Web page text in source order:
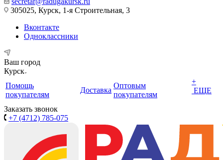
305025, Курск, 1-я Строительная, 3
Вконтакте
Одноклассники
Ваш город
Курск
Помощь
покупателям
Доставка
Оптовым
покупателям
+
ЕЩЕ
Заказать звонок
+7 (4712) 785-075